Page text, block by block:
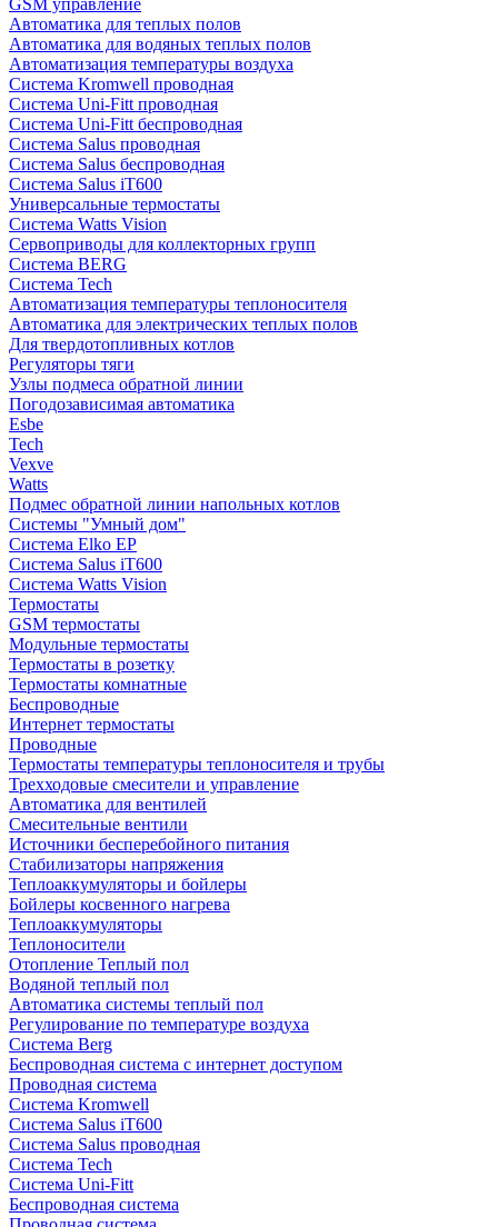
Автоматика для теплых полов
Автоматика для водяных теплых полов
Автоматизация температуры воздуха
Система Kromwell проводная
Система Uni-Fitt проводная
Система Uni-Fitt беспроводная
Система Salus проводная
Система Salus беспроводная
Система Salus iT600
Универсальные термостаты
Система Watts Vision
Сервоприводы для коллекторных групп
Система BERG
Система Tech
Автоматизация температуры теплоносителя
Автоматика для электрических теплых полов
Для твердотопливных котлов
Регуляторы тяги
Узлы подмеса обратной линии
Погодозависимая автоматика
Esbe
Tech
Vexve
Watts
Подмес обратной линии напольных котлов
Системы "Умный дом"
Система Elko EP
Система Salus iT600
Система Watts Vision
Термостаты
GSM термостаты
Модульные термостаты
Термостаты в розетку
Термостаты комнатные
Беспроводные
Интернет термостаты
Проводные
Термостаты температуры теплоносителя и трубы
Трехходовые смесители и управление
Автоматика для вентилей
Смесительные вентили
Источники бесперебойного питания
Стабилизаторы напряжения
Теплоаккумуляторы и бойлеры
Бойлеры косвенного нагрева
Теплоаккумуляторы
Теплоносители
Отопление Теплый пол
Водяной теплый пол
Автоматика системы теплый пол
Регулирование по температуре воздуха
Система Berg
Беспроводная система с интернет доступом
Проводная система
Система Kromwell
Система Salus iT600
Система Salus проводная
Система Tech
Система Uni-Fitt
Беспроводная система